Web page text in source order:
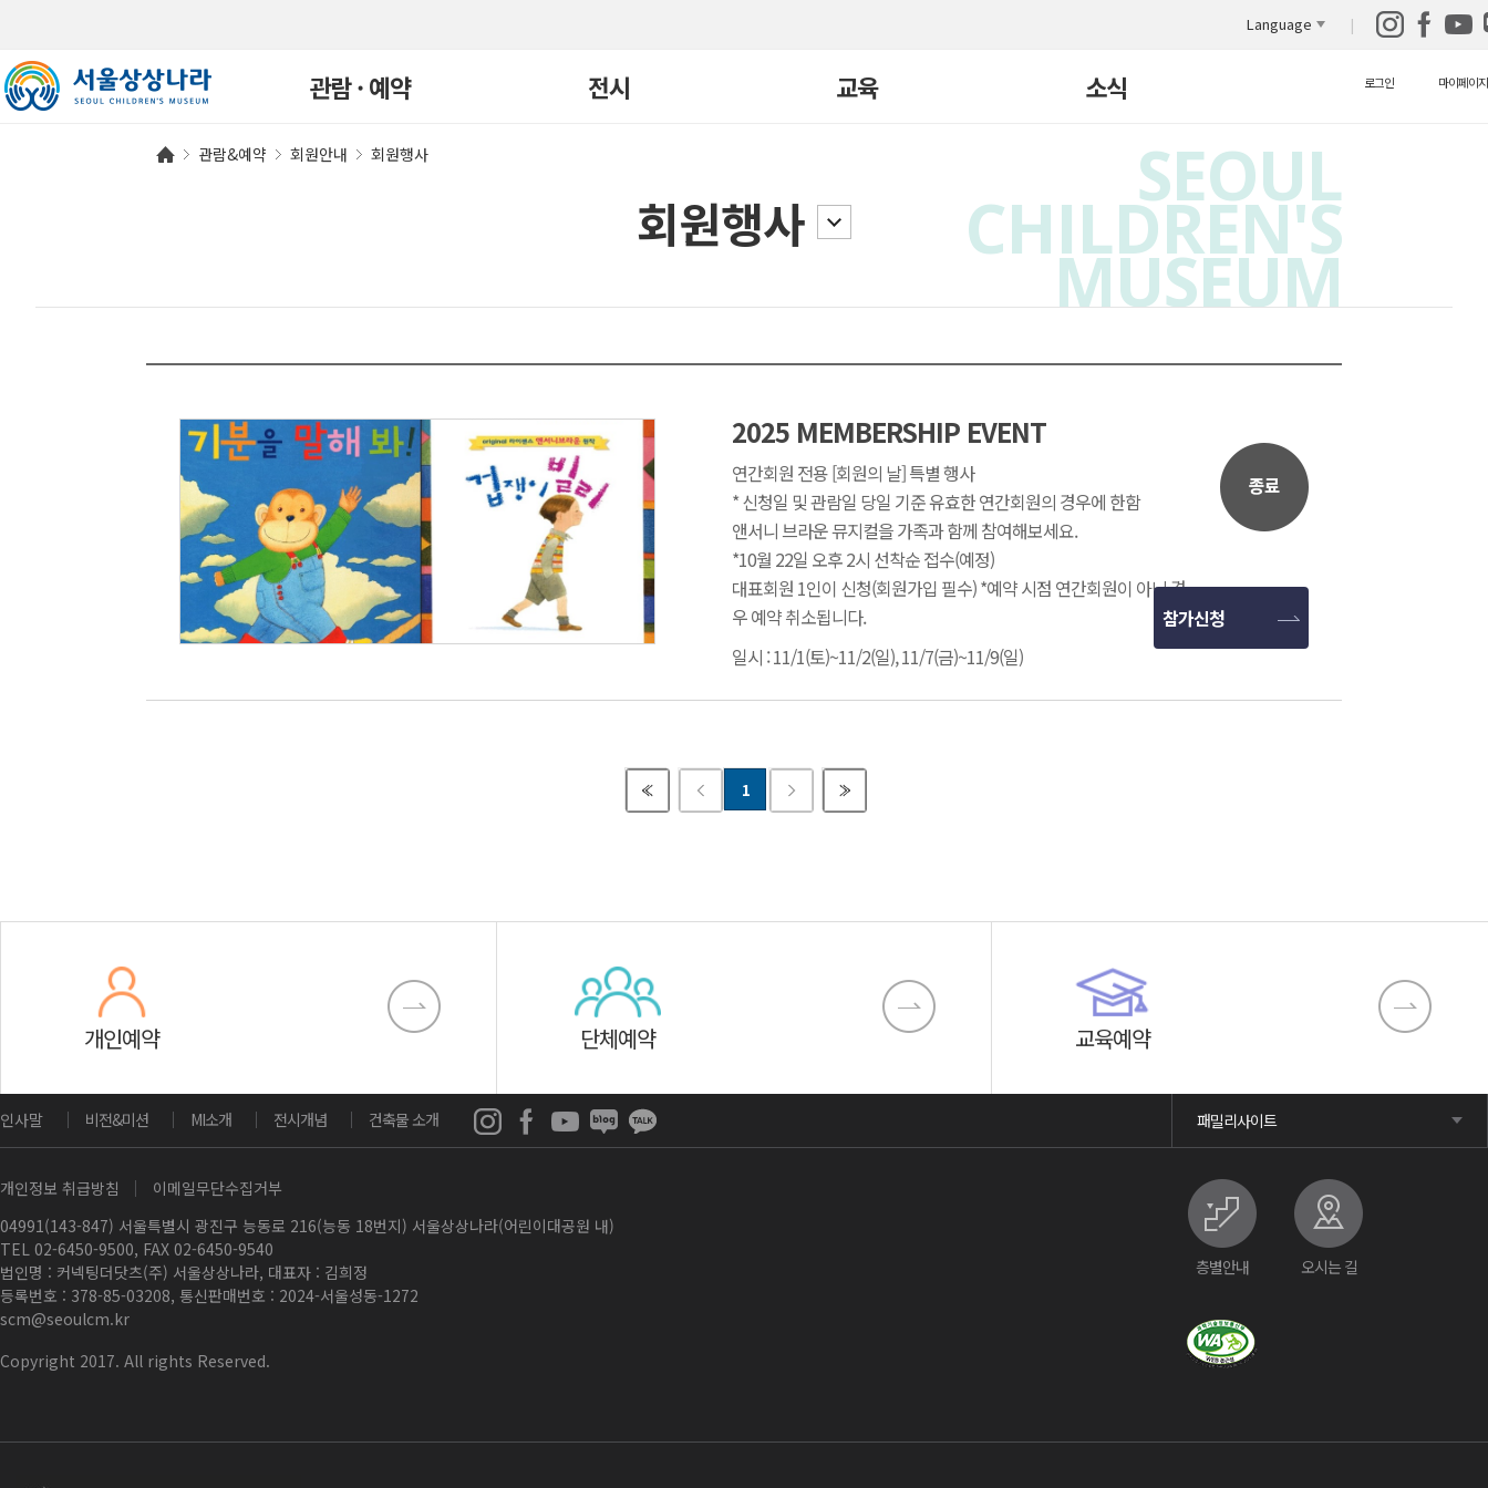
Language
관람 · 예약
예약확인
전시 교육
빛, 너머
일일요리
국제교류
기타
소식
보도자료
자원봉사안내
자료실
로그인 마이페이지
관람&예약 회원안내 회원행사 SEOUL
CHILDREN'S
MUSEUM
회원행사
2025 MEMBERSHIP EVENT
연간회원 전용 [회원의 날] 특별 행사
* 신청일 및 관람일 당일 기준 유효한 연간회원의 경우에 한함
앤서니 브라운 뮤지컬을 가족과 함께 참여해보세요.
*10월 22일 오후 2시 선착순 접수(예정)
대표회원 1인이 신청(회원가입 필수) *예약 시점 연간회원이 아닌 경
우 예약 취소됩니다.
일시 : 11/1(토)~11/2(일), 11/7(금)~11/9(일)
참가신청
1
개인예약 단체예약 교육예약
인사말 비전&미션 MI소개 전시개념 건축물 소개 패밀리사이트
개인정보 취급방침
이메일무단수집거부
04991(143-847) 서울특별시 광진구 능동로 216(능동 18번지) 서울상상나라(어린이대공원 내)
TEL 02-6450-9500, FAX 02-6450-9540
법인명 : 커넥팅더닷츠(주) 서울상상나라, 대표자 : 김희정
등록번호 : 378-85-03208, 통신판매번호 : 2024-서울성동-1272
scm@seoulcm.kr
Copyright 2017. All rights Reserved.
층별안내 오시는 길